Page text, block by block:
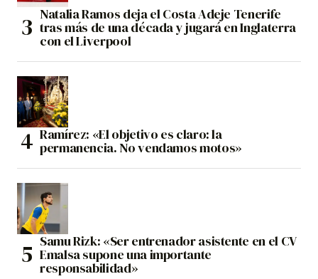
Natalia Ramos deja el Costa Adeje Tenerife
tras más de una década y jugará en Inglaterra
con el Liverpool
Ramírez: «El objetivo es claro: la
permanencia. No vendamos motos»
Samu Rizk: «Ser entrenador asistente en el CV
Emalsa supone una importante
responsabilidad»